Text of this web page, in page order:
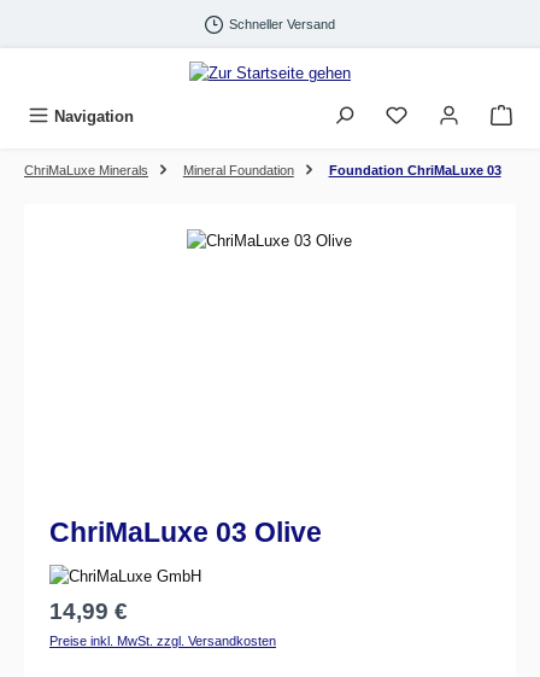
Schneller Versand
Navigation
ChriMaLuxe Minerals Mineral Foundation Foundation ChriMaLuxe 03
Bildergalerie überspringen
ChriMaLuxe 03 Olive
Regulärer Preis:
14,99 €
Preise inkl. MwSt. zzgl. Versandkosten